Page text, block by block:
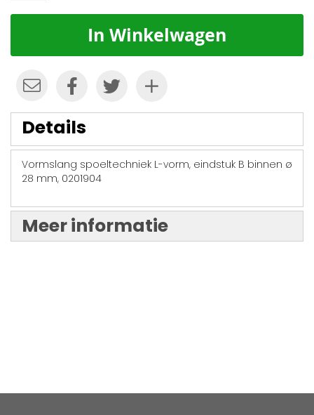
In Winkelwagen
Details
Vormslang spoeltechniek L-vorm, eindstuk B binnen ø
28 mm, 0201904
Meer informatie